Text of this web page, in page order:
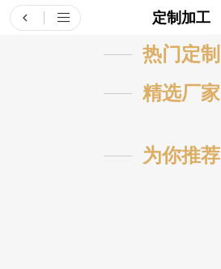
定制加工
热门定制
精选厂家
为你推荐